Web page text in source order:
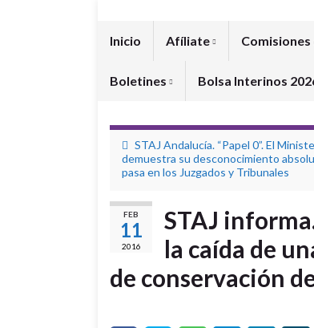
Inicio Afíliate
Boletines Bolsa Interinos
STAJ Andalucía. “Papel 0”. El
demuestra su desconocimiento
pasa en los Juzgados y Tribunales
FEB
11
2016
STAJ
la caída de
de conservación